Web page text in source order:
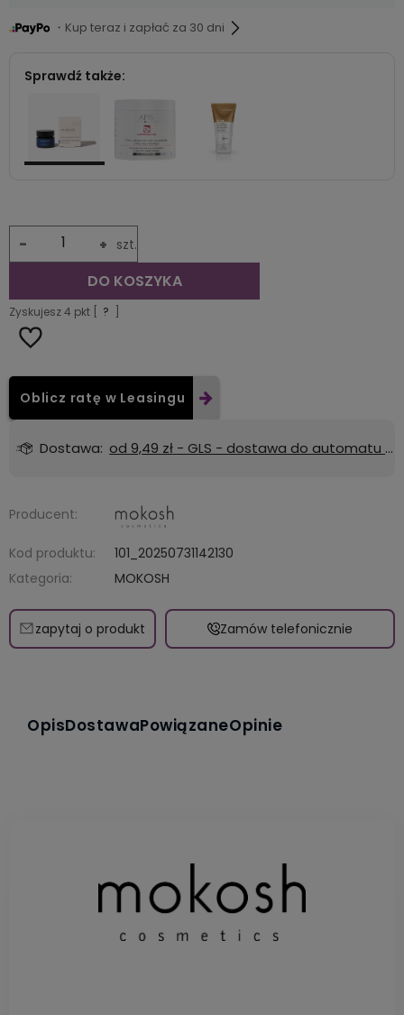
・Kup teraz i zapłać za 30 dni
Sprawdź także:
+
- szt.
DO KOSZYKA
Zyskujesz4 pkt [ ?
Oblicz ratę w Leasingu
Dostawa: od 9,49 zł - GLS - dostawa do automatu Orlen lub Żabka
Producent:
Kod produktu:
101_20250731142130
Kategoria:
MOKOSH
zapytaj o produkt Zamów telefonicznie
OpisDostawaPowiązaneOpinie